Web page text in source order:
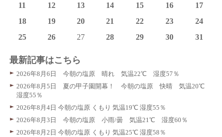
11
12 13 14 15 16
17
18
19 20 21 22 23
24
25
26 27 28 29 30 31
最新記事はこちら
2026年8月6日 今朝の塩原 晴れ 気温22℃ 湿度57％
2026年8月5日 夏の甲子園開幕！ 今朝の塩原 快晴 気温20℃
湿度55％
2026年8月4日 今朝の塩原 くもり 気温19℃ 湿度55％
2026年8月3日 今朝の塩原 小雨/曇 気温21℃ 湿度60％
2026年8月2日 今朝の塩原 くもり 気温25℃ 湿度58％